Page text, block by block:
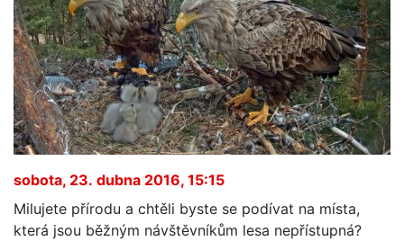
sobota, 23. dubna 2016, 15:15
Milujete přírodu a chtěli byste se podívat na místa,
která jsou běžným návštěvníkům lesa nepřístupná?